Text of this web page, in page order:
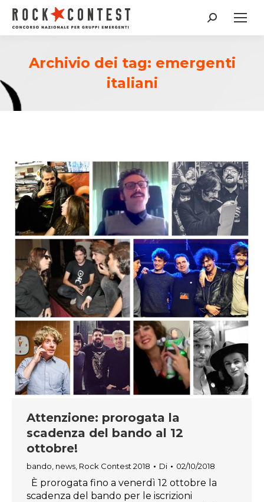
Cerca:
Archivio dei tag: emergenti
italiani
Attenzione: prorogata la
scadenza del bando al 12
ottobre!
bando news Rock Contest 2018 Di 02/10/2018
È prorogata fino a venerdì 12 ottobre la
scadenza del bando per le iscrizioni